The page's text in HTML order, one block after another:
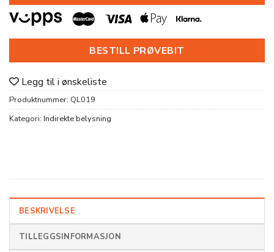
BESTILL PRØVEBIT
Legg til i ønskeliste
Produktnummer: QL019
Kategori: Indirekte belysning
BESKRIVELSE
TILLEGGSINFORMASJON